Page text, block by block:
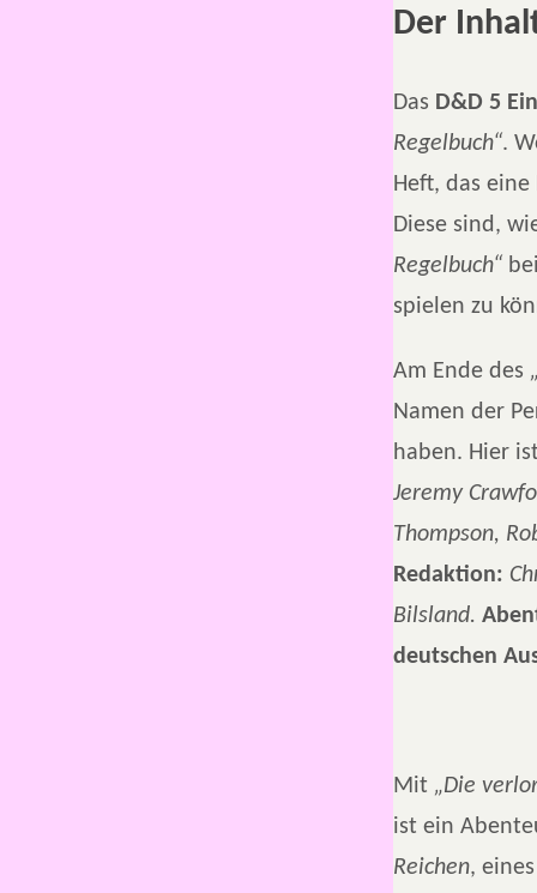
Der
Das D&D 5
Regelbuch“.
Heft, das
Diese sind,
Regelbuch“
spielen zu
Am Ende des
Namen der
haben. Hier
Jeremy
Thompson,
Redaktion:
Bilsland.
deutschen
Mit „Die
ist ein
Reichen,